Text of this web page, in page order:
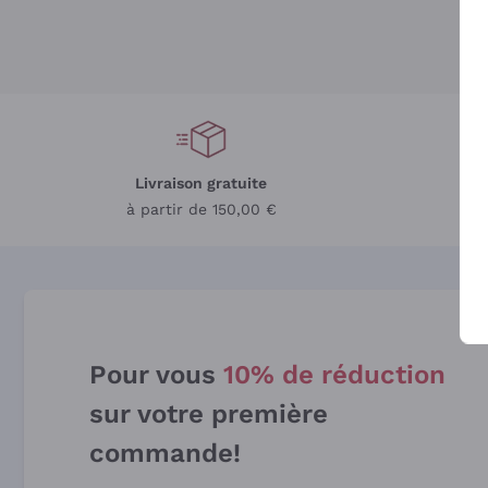
Livraison gratuite
à partir de 150,00 €
Pour vous 10% de réduction
sur votre première
commande!